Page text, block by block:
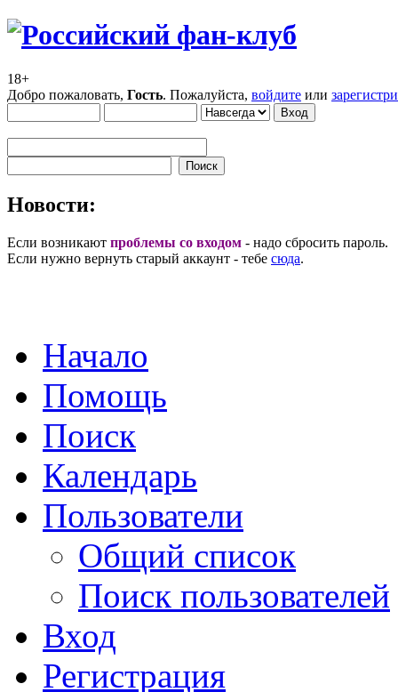
18+
Добро пожаловать, Гость. Пожалуйста, войдите или
Новости:
Если возникают проблемы со входом - надо сбросить пароль.
Если нужно вернуть старый аккаунт - тебе сюда.
Начало
Помощь
Поиск
Календарь
Пользователи
Общий список
Поиск пользователей
Вход
Регистрация